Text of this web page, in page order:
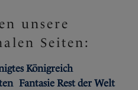
unsere
Seiten:
Königreich
Fantasie Rest der Welt